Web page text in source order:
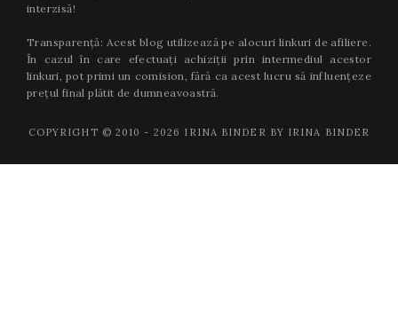
interzisă!
Transparență: Acest blog utilizează pe alocuri linkuri de afiliere.
În cazul în care efectuați achiziții prin intermediul acestor
linkuri, pot primi un comision, fără ca acest lucru să influențeze
prețul final plătit de dumneavoastră.
COPYRIGHT © 2010 - 2026 IRINA BINDER BY IRINA BINDER